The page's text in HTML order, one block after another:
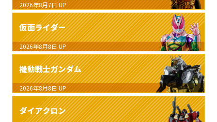
2026年8月7日 UP
仮面ライダー
2026年8月8日 UP
機動戦士ガンダム
2026年8月8日 UP
ダイアクロン